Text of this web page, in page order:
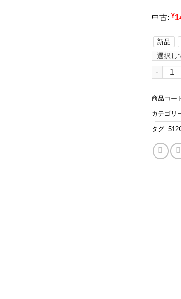
中古: ¥
新品
商品コー
カテゴリ
タグ: